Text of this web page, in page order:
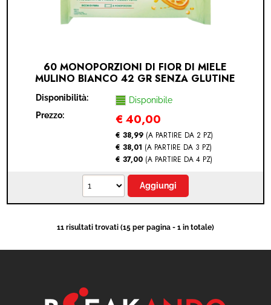
60 MONOPORZIONI DI FIOR DI MIELE
MULINO BIANCO 42 GR SENZA GLUTINE
Disponibilità:
Disponibile
Prezzo:
€ 40,00
€ 38,99 (A PARTIRE DA 2 PZ)
€ 38,01 (A PARTIRE DA 3 PZ)
€ 37,00 (A PARTIRE DA 4 PZ)
11 risultati trovati (15 per pagina - 1 in totale)